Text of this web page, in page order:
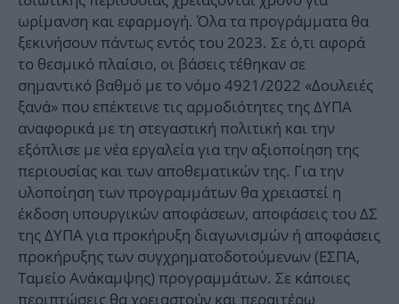
ωρίμανση και εφαρμογή. Όλα τα προγράμματα θα
ξεκινήσουν πάντως εντός του 2023. Σε ό,τι αφορά
το θεσμικό πλαίσιο, οι βάσεις τέθηκαν σε
σημαντικό βαθμό με το νόμο 4921/2022 «Δουλειές
ξανά» που επέκτεινε τις αρμοδιότητες της ΔΥΠΑ
αναφορικά με τη στεγαστική πολιτική και την
εξόπλισε με νέα εργαλεία για την αξιοποίηση της
περιουσίας και των αποθεματικών της. Για την
υλοποίηση των προγραμμάτων θα χρειαστεί η
έκδοση υπουργικών αποφάσεων, αποφάσεις του ΔΣ
της ΔΥΠΑ για προκήρυξη διαγωνισμών ή αποφάσεις
προκήρυξης των συγχρηματοδοτούμενων (ΕΣΠΑ,
Ταμείο Ανάκαμψης) προγραμμάτων. Σε κάποιες
περιπτώσεις θα χρειαστούν και περαιτέρω